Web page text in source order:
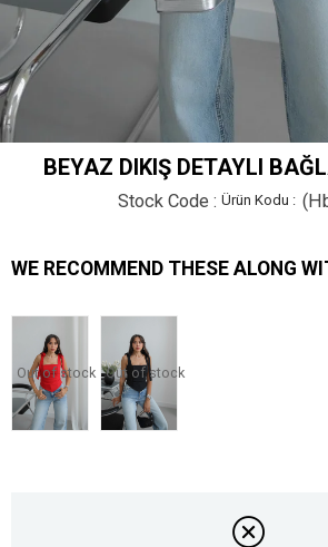
BEYAZ DIKIŞ DETAYLI
Stock Code
WE RECOMMEND THESE ALONG
Out of stock Out of stock